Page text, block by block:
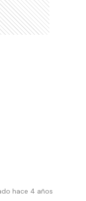
hace 4 años